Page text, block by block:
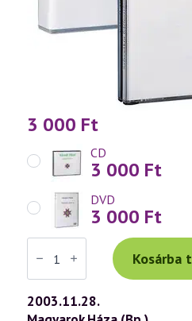
3 000 Ft
CD
3 000 Ft
DVD
3 000 Ft
Váradi
Tibor
előadás
(317)
—
„Isten,
Kosárba
2003.11.28.